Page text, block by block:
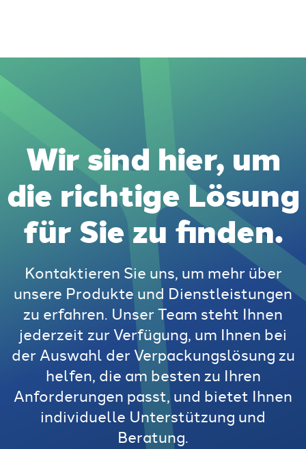
Wir sind hier, um
die richtige Lösung
für Sie zu finden.
Kontaktieren Sie uns, um mehr über
unsere Produkte und Dienstleistungen
zu erfahren. Unser Team steht Ihnen
jederzeit zur Verfügung, um Ihnen bei
der Auswahl der Verpackungslösung zu
helfen, die am besten zu Ihren
Anforderungen passt, und bietet Ihnen
individuelle Unterstützung und
Beratung.